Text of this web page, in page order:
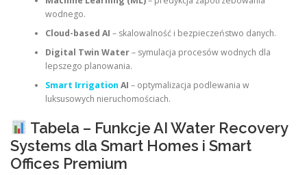
wodnego.
Cloud-based AI – skalowalność i bezpieczeństwo danych.
Digital Twin Water– symulacja procesów wodnych dla
lepszego planowania.
Smart Irrigation AI – optymalizacja podlewania w
luksusowych nieruchomościach.
Tabela – Funkcje AI Water Recovery
Systems dla Smart Homes i Smart
Offices Premium